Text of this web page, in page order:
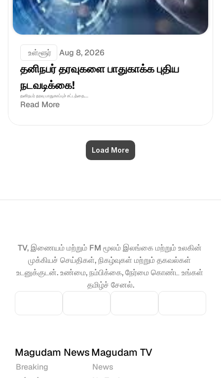
உள்ளூர் Aug 8, 2026
தனிநபர் தரவுகளை பாதுகாக்க புதிய
நடவடிக்கை!
தனிநபர் தரவு பாதுகாப்புச் சட்டத்தை....
Read More
Load More
TV, இணையம் மற்றும் FM மூலம் இலங்கை மற்றும் உலகின்
முக்கியச் செய்திகள், நிகழ்வுகள் மற்றும் தகவல்கள்
உடனுக்குடன். உண்மை, நம்பிக்கை, நேர்மை கொண்ட உங்கள்
தமிழ்ச் சேனல்.
Magudam News
Breaking
Magudam TV
News